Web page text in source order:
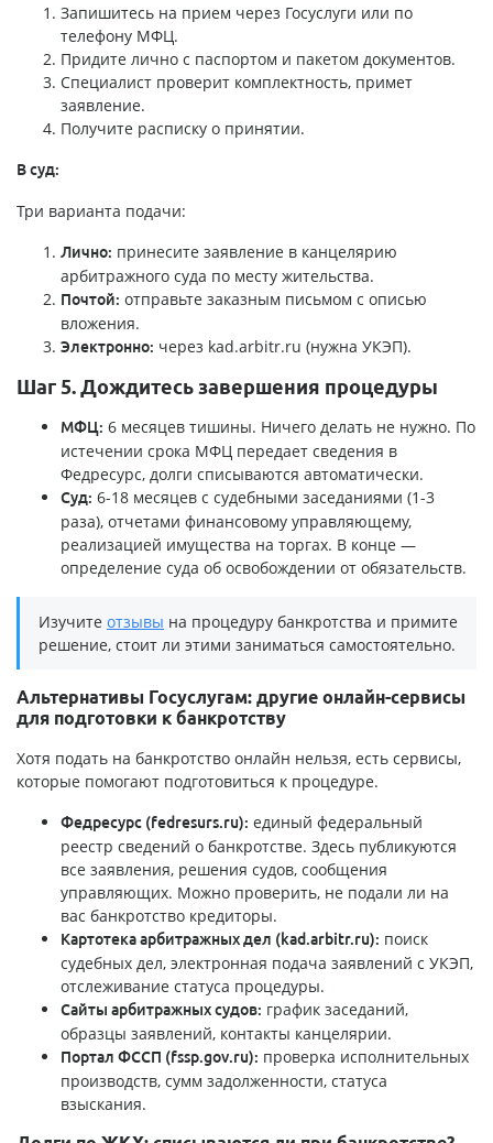
Запишитесь на прием через Госуслуги или по
телефону МФЦ.
Придите лично с паспортом и пакетом документов.
Специалист проверит комплектность, примет
заявление.
Получите расписку о принятии.
В суд:
Три варианта подачи:
Лично: принесите заявление в канцелярию
арбитражного суда по месту жительства.
Почтой: отправьте заказным письмом с описью
вложения.
Электронно: через kad.arbitr.ru (нужна УКЭП).
Шаг 5. Дождитесь завершения процедуры
МФЦ: 6 месяцев тишины. Ничего делать не нужно. По
истечении срока МФЦ передает сведения в
Федресурс, долги списываются автоматически.
Суд: 6-18 месяцев с судебными заседаниями (1-3
раза), отчетами финансовому управляющему,
реализацией имущества на торгах. В конце —
определение суда об освобождении от обязательств.
Изучите отзывы на процедуру банкротства и примите
решение, стоит ли этими заниматься самостоятельно.
Альтернативы Госуслугам: другие онлайн-сервисы
для подготовки к банкротству
Хотя подать на банкротство онлайн нельзя, есть сервисы,
которые помогают подготовиться к процедуре.
Федресурс (fedresurs.ru): единый федеральный
реестр сведений о банкротстве. Здесь публикуются
все заявления, решения судов, сообщения
управляющих. Можно проверить, не подали ли на
вас банкротство кредиторы.
Картотека арбитражных дел (kad.arbitr.ru): поиск
судебных дел, электронная подача заявлений с УКЭП,
отслеживание статуса процедуры.
Сайты арбитражных судов: график заседаний,
образцы заявлений, контакты канцелярии.
Портал ФССП (fssp.gov.ru): проверка исполнительных
производств, сумм задолженности, статуса
взыскания.